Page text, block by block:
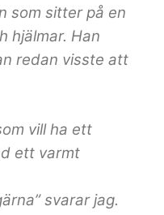
som sitter på en
hjälmar. Han
redan visste att
vill ha ett
ett varmt
svarar jag.